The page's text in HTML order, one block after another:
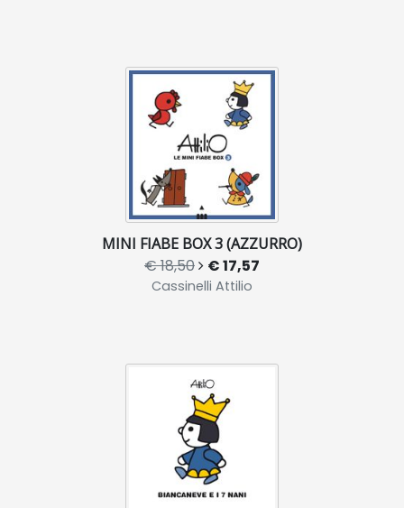
MINI FIABE BOX 3 (AZZURRO)
€ 18,50 € 17,57
Cassinelli Attilio